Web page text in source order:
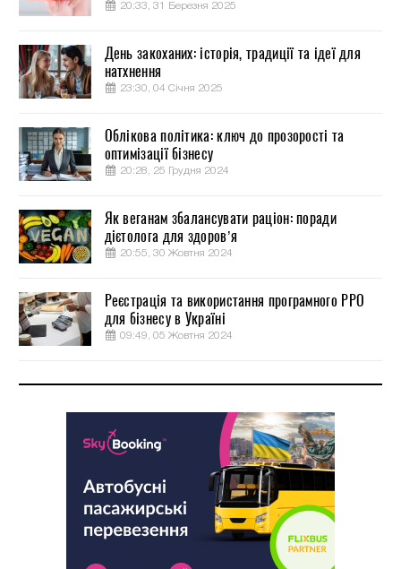
20:33, 31 Березня 2025
День закоханих: історія, традиції та ідеї для
натхнення
23:30, 04 Січня 2025
Облікова політика: ключ до прозорості та
оптимізації бізнесу
20:28, 25 Грудня 2024
Як веганам збалансувати раціон: поради
дієтолога для здоров’я
20:55, 30 Жовтня 2024
Реєстрація та використання програмного РРО
для бізнесу в Україні
09:49, 05 Жовтня 2024